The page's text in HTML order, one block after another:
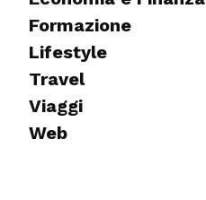
Formazione
Lifestyle
Travel
Viaggi
Web